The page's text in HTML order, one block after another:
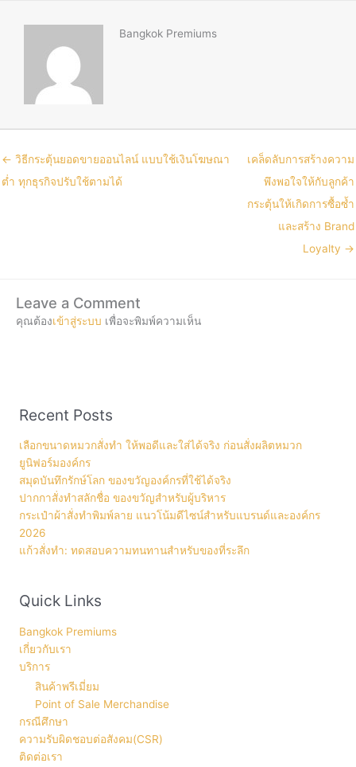
Bangkok Premiums
← วิธีกระตุ้นยอดขายออนไลน์ แบบใช้เงินโฆษณา
ต่ำ ทุกธุรกิจปรับใช้ตามได้
เคล็ดลับการสร้างความ
พึงพอใจให้กับลูกค้า
กระตุ้นให้เกิดการซื้อซ้ำ
และสร้าง Brand
Loyalty →
Leave a Comment
คุณต้องเข้าสู่ระบบ เพื่อจะพิมพ์ความเห็น
Recent Posts
เลือกขนาดหมวกสั่งทำ ให้พอดีและใส่ได้จริง ก่อนสั่งผลิตหมวก
ยูนิฟอร์มองค์กร
สมุดบันทึกรักษ์โลก ของขวัญองค์กรที่ใช้ได้จริง
ปากกาสั่งทำสลักชื่อ ของขวัญสำหรับผู้บริหาร
กระเป๋าผ้าสั่งทำพิมพ์ลาย แนวโน้มดีไซน์สำหรับแบรนด์และองค์กร
2026
แก้วสั่งทำ: ทดสอบความทนทานสำหรับของที่ระลึก
Quick Links
Bangkok Premiums
เกี่ยวกับเรา
บริการ
สินค้าพรีเมี่ยม
Point of Sale Merchandise
กรณีศึกษา
ความรับผิดชอบต่อสังคม(CSR)
ติดต่อเรา